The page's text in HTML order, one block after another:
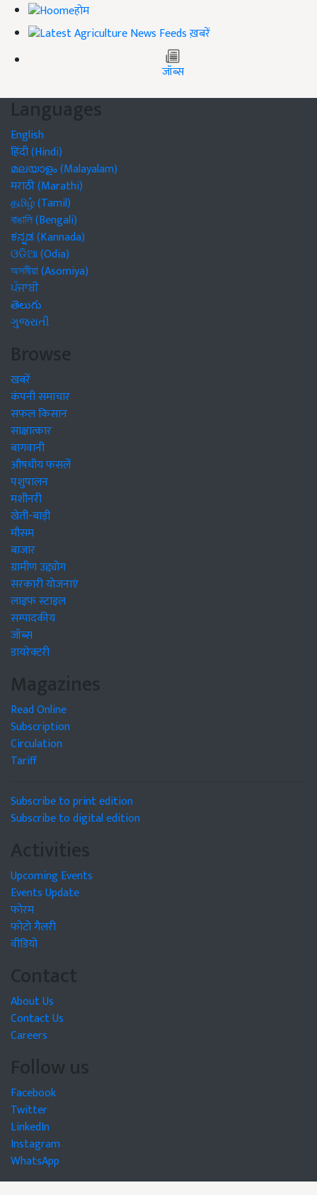
होम
ख़बरें
जॉब्स
Languages
English
हिंदी (Hindi)
മലയാളം (Malayalam)
मराठी (Marathi)
தமிழ் (Tamil)
বাঙালি (Bengali)
ಕನ್ನಡ (Kannada)
ଓଡିଆ (Odia)
অসমীয়া (Asomiya)
ਪੰਜਾਬੀ
తెలుగు
ગુજરાતી
Browse
खबरें
कंपनी समाचार
सफल किसान
साक्षात्कार
बागवानी
औषधीय फसलें
पशुपालन
मशीनरी
खेती-बाड़ी
मौसम
बाजार
ग्रामीण उद्द्योग
सरकारी योजनाएं
लाइफ स्टाइल
सम्पादकीय
जॉब्स
डायरेक्टरी
Magazines
Read Online
Subscription
Circulation
Tariff
Subscribe to print edition
Subscribe to digital edition
Activities
Upcoming Events
Events Update
फोरम
फोटो गैलरी
वीडियो
Contact
About Us
Contact Us
Careers
Follow us
Facebook
Twitter
LinkedIn
Instagram
WhatsApp